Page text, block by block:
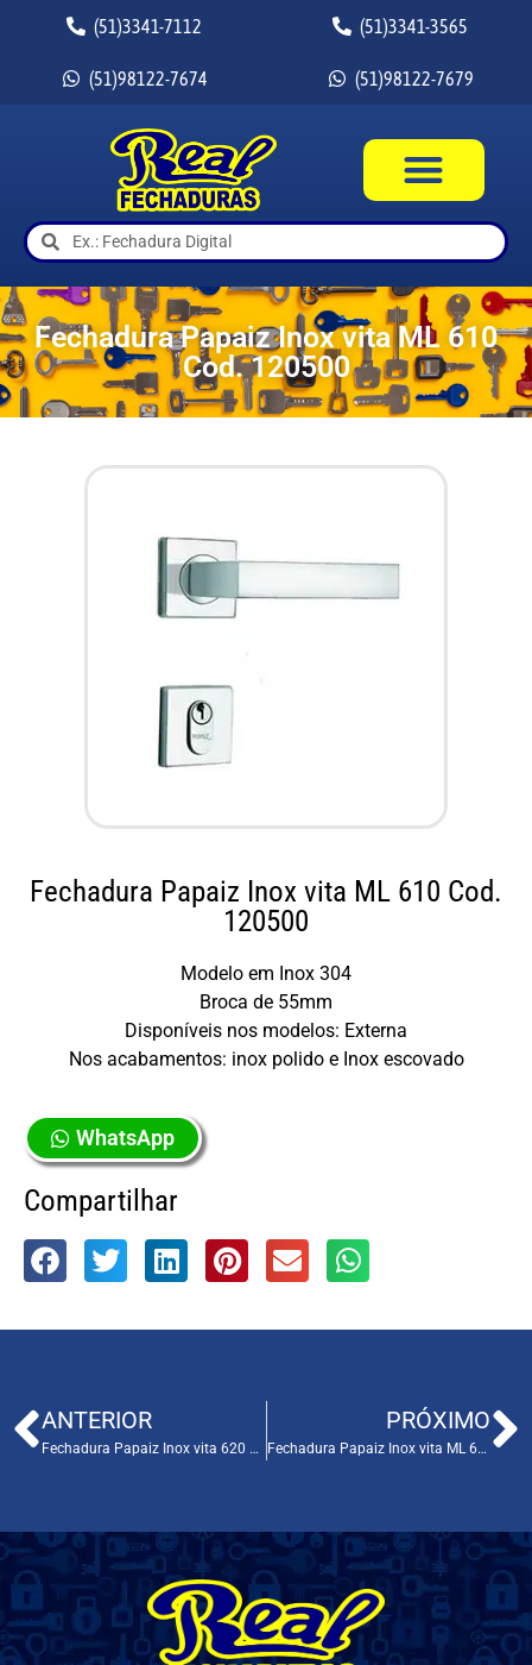
(51)3341-7112 (51)3341-3565
(51)98122-7674 (51)98122-7679
Fechadura Papaiz Inox vita ML 610
Cod. 120500
Fechadura Papaiz Inox vita ML 610 Cod.
120500
Modelo em Inox 304
Broca de 55mm
Disponíveis nos modelos: Externa
Nos acabamentos: inox polido e Inox escovado
WhatsApp
Compartilhar
ANTERIOR
Fechadura Papaiz Inox vita 620 Cod. 120501
PRÓXIMO
Fechadura Papaiz Inox vita ML 600 Cod. 120497